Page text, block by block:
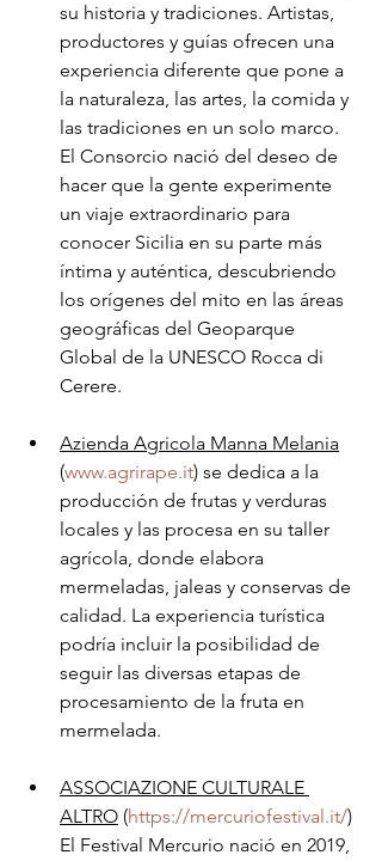
su historia y tradiciones. Artistas,
productores y guías ofrecen una
experiencia diferente que pone a
la naturaleza, las artes, la comida y
las tradiciones en un solo marco.
El Consorcio nació del deseo de
hacer que la gente experimente
un viaje extraordinario para
conocer Sicilia en su parte más
íntima y auténtica, descubriendo
los orígenes del mito en las áreas
geográficas del Geoparque
Global de la UNESCO Rocca di
Cerere.
Azienda Agricola Manna Melania
(www.agrirape.it) se dedica a la
producción de frutas y verduras
locales y las procesa en su taller
agrícola, donde elabora
mermeladas, jaleas y conservas de
calidad. La experiencia turística
podría incluir la posibilidad de
seguir las diversas etapas de
procesamiento de la fruta en
mermelada.
ASSOCIAZIONE CULTURALE
ALTRO (https://mercuriofestival.it/)
El Festival Mercurio nació en 2019,